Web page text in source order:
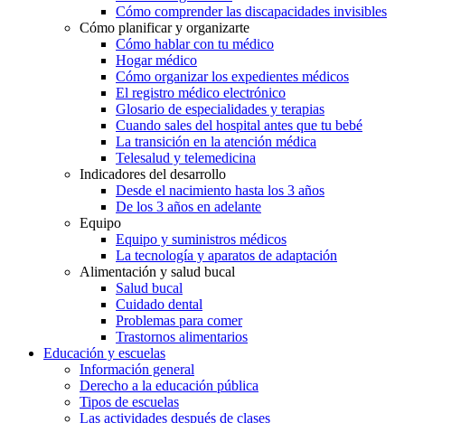
Cómo comprender las discapacidades invisibles
Cómo planificar y organizarte
Cómo hablar con tu médico
Hogar médico
Cómo organizar los expedientes médicos
El registro médico electrónico
Glosario de especialidades y terapias
Cuando sales del hospital antes que tu bebé
La transición en la atención médica
Telesalud y telemedicina
Indicadores del desarrollo
Desde el nacimiento hasta los 3 años
De los 3 años en adelante
Equipo
Equipo y suministros médicos
La tecnología y aparatos de adaptación
Alimentación y salud bucal
Salud bucal
Cuidado dental
Problemas para comer
Trastornos alimentarios
Educación y escuelas
Información general
Derecho a la educación pública
Tipos de escuelas
Las actividades después de clases